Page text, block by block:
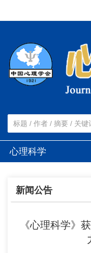
心理科学
新闻公告
《心理科学》